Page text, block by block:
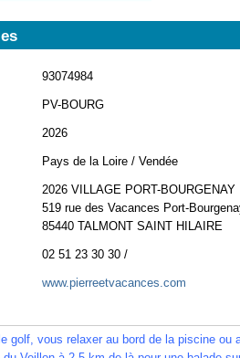
93074984
PV-BOURG
2026
Pays de la Loire / Vendée
2026 VILLAGE PORT-BOURGENAY
519 rue des Vacances Port-
85440 TALMONT SAINT HILAIRE
02 51 23 30 30 /
www.pierreetvacances.com
golf, vous relaxer au bord de la piscine